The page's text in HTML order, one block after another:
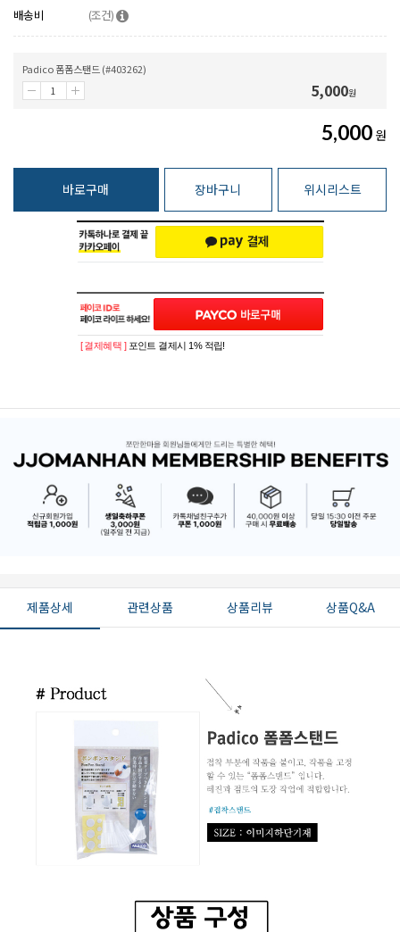
배송비
(조건)
Padico 폼폼스탠드 (#403262)
5,000원
5,000 원
바로구매 장바구니 위시리스트
페이코 ID로 페
[ 결제혜택 ] 포인트 결제시 1% 적립!
제품상세 관련상품 상품리뷰 상품Q&A